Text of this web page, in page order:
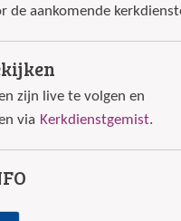
de aankomende
zijn live te volgen en
via Kerkdienstgemist.